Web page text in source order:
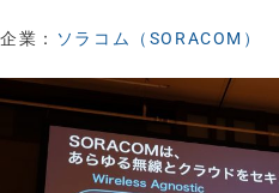
企業： ソラコム（SORACOM）